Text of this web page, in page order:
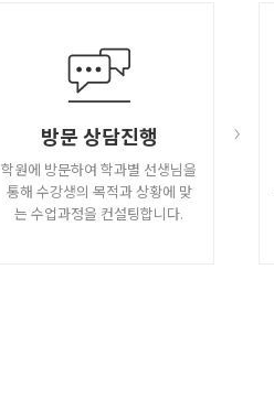
방문 상담진행
학원에 방문하여 학과별 선생님을
통해 수강생의 목적과 상황에 맞
는 수업과정을 컨설팅합니다.